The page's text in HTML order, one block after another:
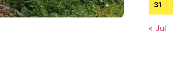
31
« Jul